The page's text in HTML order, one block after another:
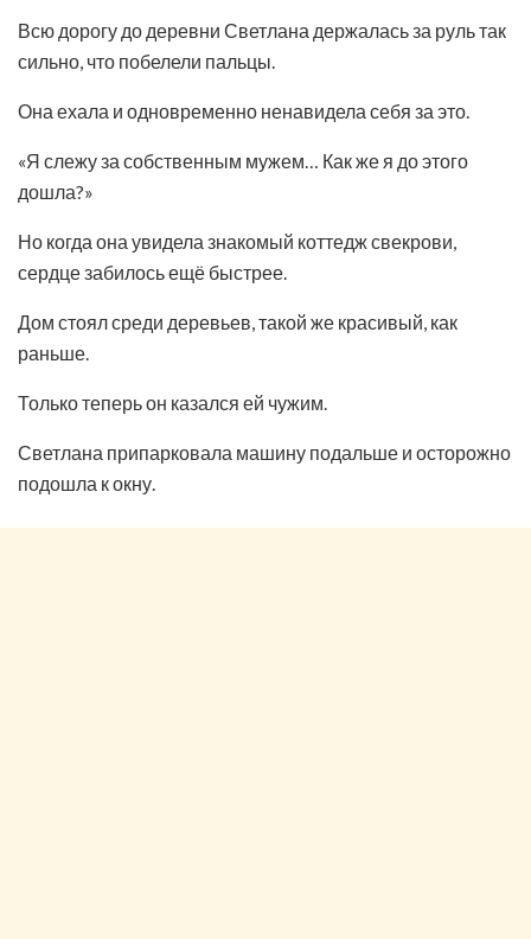
Всю дорогу до деревни Светлана держалась за руль так
сильно, что побелели пальцы.
Она ехала и одновременно ненавидела себя за это.
«Я слежу за собственным мужем… Как же я до этого
дошла?»
Но когда она увидела знакомый коттедж свекрови,
сердце забилось ещё быстрее.
Дом стоял среди деревьев, такой же красивый, как
раньше.
Только теперь он казался ей чужим.
Светлана припарковала машину подальше и осторожно
подошла к окну.